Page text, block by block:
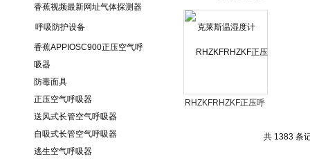
香蕉视频最新网址气体探测器
呼吸防护设备
香蕉APPIOSC900正压空气呼
吸器
防毒面具
正压空气呼吸器
送风式长管空气呼吸器
自吸式长管空气呼吸器
逃生空气呼吸器
莱斯温湿度计
RHZKFRHZKF正压呼
共 1383 条